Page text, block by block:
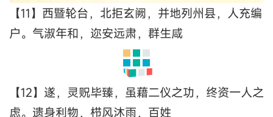
【11】西暨轮台，北拒玄阙，并地列州县，人充编
户。气淑年和，迩安远肃，群生咸